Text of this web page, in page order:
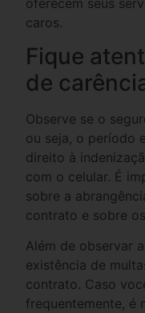
oferecem seus
caros.
Fique
de
Observe se o
ou seja, o período
direito à
com o celular. É
sobre a
contrato e sobre
Além de observar
existência de
contrato. Caso
frequentemente, é